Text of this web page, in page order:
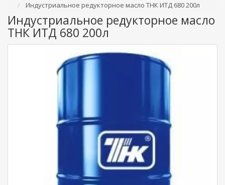
Индустриальное редукторное масло ТНК ИТД 680 200л
Индустриальное редукторное масло
ТНК ИТД 680 200л